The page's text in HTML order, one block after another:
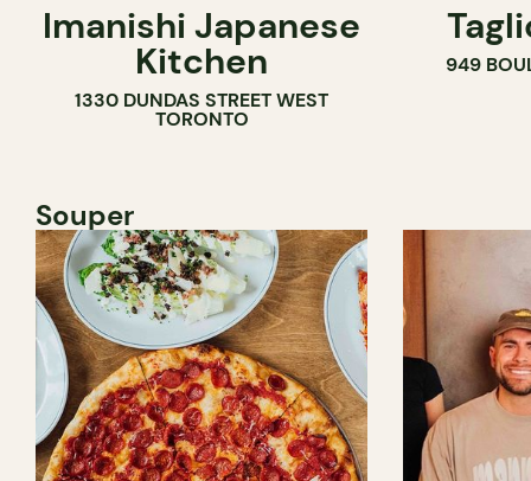
Imanishi Japanese
Kitchen
1330 DUNDAS STREET WEST
TORONTO
949
Souper